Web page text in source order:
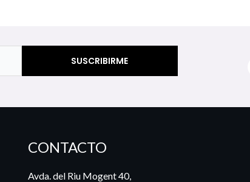
CONTACTO
Avda. del Riu Mogent 40,